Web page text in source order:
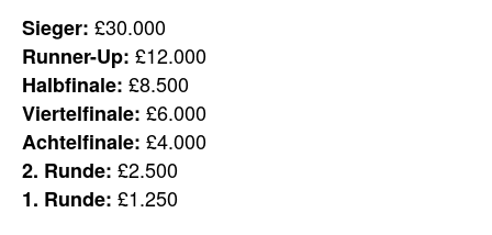
Sieger: £30.000
Runner-Up: £12.000
Halbfinale: £8.500
Viertelfinale: £6.000
Achtelfinale: £4.000
2. Runde: £2.500
1. Runde: £1.250